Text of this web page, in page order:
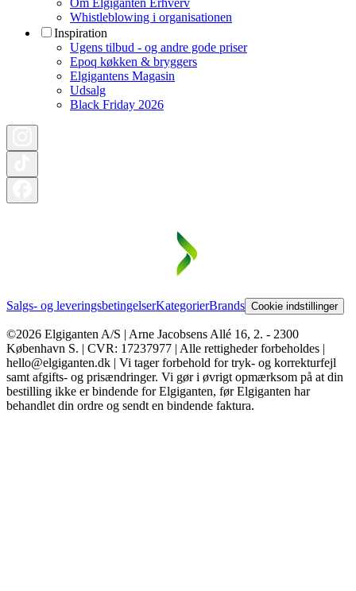
Om Elgiganten Erhverv
Whistleblowing i organisationen
Inspiration
Ugens tilbud - og andre gode priser
Epoq køkken & bryggers
Elgigantens Magasin
Udsalg
Black Friday 2026
Salgs- og leveringsbetingelserKategorierBrands Cookie indstillinger
©2026 Elgiganten A/S | Arne Jacobsens Allé 16, 2. - 2300
København S. | CVR: 17237977 | Alle rettigheder forbeholdes |
hello@elgiganten.dk | Vi tager forbehold for tryk- og korrekturfejl
samt afgifts- og prisændringer. Vi gør i øvrigt opmærksom på at din
bestilling ikke er bindende for Elgiganten, før Elgiganten har
behandlet din ordre og sendt en bindende faktura.